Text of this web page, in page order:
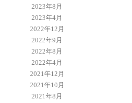
2023年8月
2023年4月
2022年12月
2022年9月
2022年8月
2022年4月
2021年12月
2021年10月
2021年8月